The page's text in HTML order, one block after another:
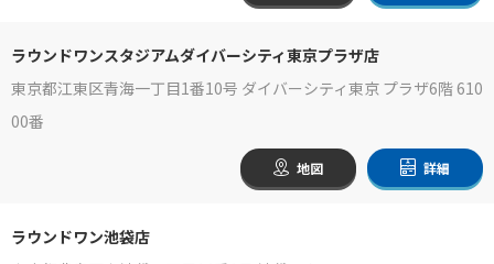
ラウンドワンスタジアムダイバーシティ東京プラザ店
東京都江東区青海一丁目1番10号 ダイバーシティ東京 プラザ6階 610
00番
地図 詳細
ラウンドワン池袋店